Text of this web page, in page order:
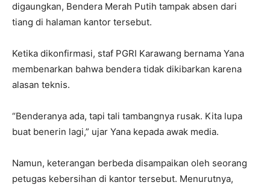
digaungkan, Bendera Merah Putih tampak absen dari
tiang di halaman kantor tersebut.
Ketika dikonfirmasi, staf PGRI Karawang bernama Yana
membenarkan bahwa bendera tidak dikibarkan karena
alasan teknis.
“Benderanya ada, tapi tali tambangnya rusak. Kita lupa
buat benerin lagi,” ujar Yana kepada awak media.
Namun, keterangan berbeda disampaikan oleh seorang
petugas kebersihan di kantor tersebut. Menurutnya,